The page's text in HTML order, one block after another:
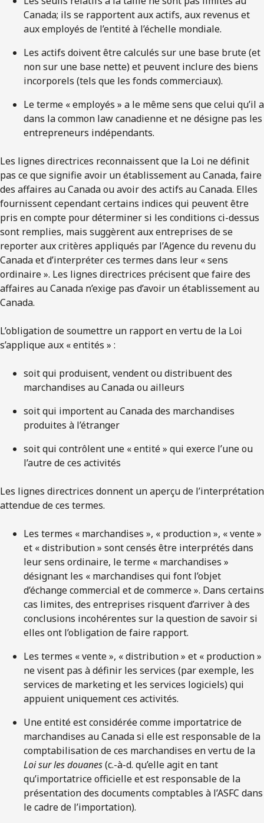
Canada; ils se rapportent aux actifs, aux revenus et
aux employés de l’entité à l’échelle mondiale.
Les actifs doivent être calculés sur une base brute (et
non sur une base nette) et peuvent inclure des biens
incorporels (tels que les fonds commerciaux).
Le terme « employés » a le même sens que celui qu’il a
dans la common law canadienne et ne désigne pas les
entrepreneurs indépendants.
Les lignes directrices reconnaissent que la Loi ne définit
pas ce que signifie avoir un établissement au Canada, faire
des affaires au Canada ou avoir des actifs au Canada. Elles
fournissent cependant certains indices qui peuvent être
pris en compte pour déterminer si les conditions ci-dessus
sont remplies, mais suggèrent aux entreprises de se
reporter aux critères appliqués par l’Agence du revenu du
Canada et d’interpréter ces termes dans leur « sens
ordinaire ». Les lignes directrices précisent que faire des
affaires au Canada n’exige pas d’avoir un établissement au
Canada.
L’obligation de soumettre un rapport en vertu de la Loi
s’applique aux « entités » :
soit qui produisent, vendent ou distribuent des
marchandises au Canada ou ailleurs
soit qui importent au Canada des marchandises
produites à l’étranger
soit qui contrôlent une « entité » qui exerce l’une ou
l’autre de ces activités
Les lignes directrices donnent un aperçu de l’interprétation
attendue de ces termes.
Les termes « marchandises », « production », « vente »
et « distribution » sont censés être interprétés dans
leur sens ordinaire, le terme « marchandises »
désignant les « marchandises qui font l’objet
d’échange commercial et de commerce ». Dans certains
cas limites, des entreprises risquent d’arriver à des
conclusions incohérentes sur la question de savoir si
elles ont l’obligation de faire rapport.
Les termes « vente », « distribution » et « production »
ne visent pas à définir les services (par exemple, les
services de marketing et les services logiciels) qui
appuient uniquement ces activités.
Une entité est considérée comme importatrice de
marchandises au Canada si elle est responsable de la
comptabilisation de ces marchandises en vertu de la
Loi sur les douanes(c.-à-d. qu’elle agit en tant
qu’importatrice officielle et est responsable de la
présentation des documents comptables à l’ASFC dans
le cadre de l’importation).